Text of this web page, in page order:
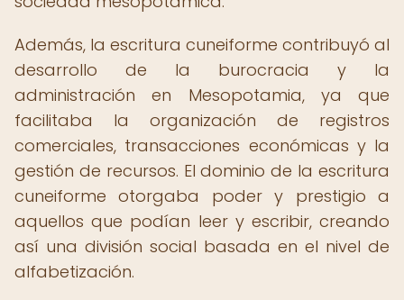
Además, la escritura cuneiforme contribuyó al
desarrollo de la burocracia y la
administración en Mesopotamia, ya que
facilitaba la organización de registros
comerciales, transacciones económicas y la
gestión de recursos. El dominio de la escritura
cuneiforme otorgaba poder y prestigio a
aquellos que podían leer y escribir, creando
así una división social basada en el nivel de
alfabetización.